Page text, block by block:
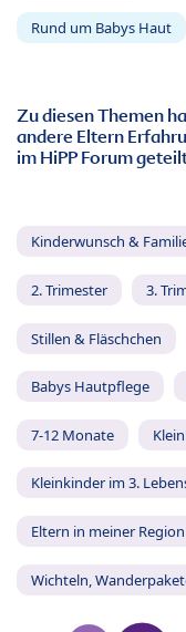
Rund um Babys Haut
Zu diesen Themen
andere Eltern
im HiPP Forum
Kinderwunsch &
2. Trimester 3.
Stillen & Fläschchen
Babys Hautpflege
7-12 Monate
Kleinkinder im 3.
Eltern in meiner Region
Wichteln,